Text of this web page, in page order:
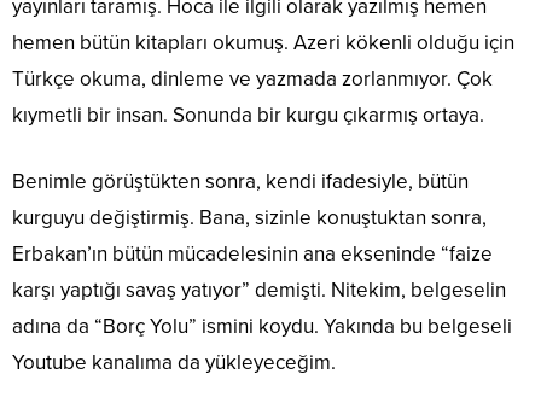
yayınları taramış. Hoca ile ilgili olarak yazılmış hemen
hemen bütün kitapları okumuş. Azeri kökenli olduğu için
Türkçe okuma, dinleme ve yazmada zorlanmıyor. Çok
kıymetli bir insan. Sonunda bir kurgu çıkarmış ortaya.
Benimle görüştükten sonra, kendi ifadesiyle, bütün
kurguyu değiştirmiş. Bana, sizinle konuştuktan sonra,
Erbakan’ın bütün mücadelesinin ana ekseninde “faize
karşı yaptığı savaş yatıyor” demişti. Nitekim, belgeselin
adına da “Borç Yolu” ismini koydu. Yakında bu belgeseli
Youtube kanalıma da yükleyeceğim.